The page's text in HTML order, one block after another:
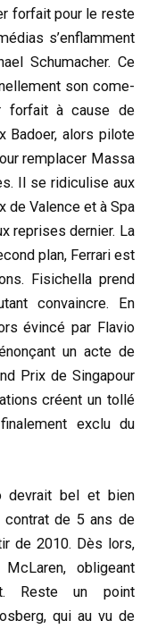
forfait pour le reste
s’enflamment
Schumacher. Ce
son come-
forfait à cause de
Badoer, alors pilote
remplacer Massa
Il se ridiculise aux
de Valence et à Spa
reprises dernier. La
plan, Ferrari est
Fisichella prend
convaincre. En
évincé par Flavio
un acte de
Prix de Singapour
créent un tollé
exclu du
devrait bel et bien
contrat de 5 ans de
de 2010. Dès lors,
obligeant
Reste un point
qui au vu de